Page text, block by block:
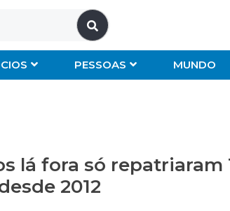
PESSOAS MUNDO
lá fora só repatriaram
2012